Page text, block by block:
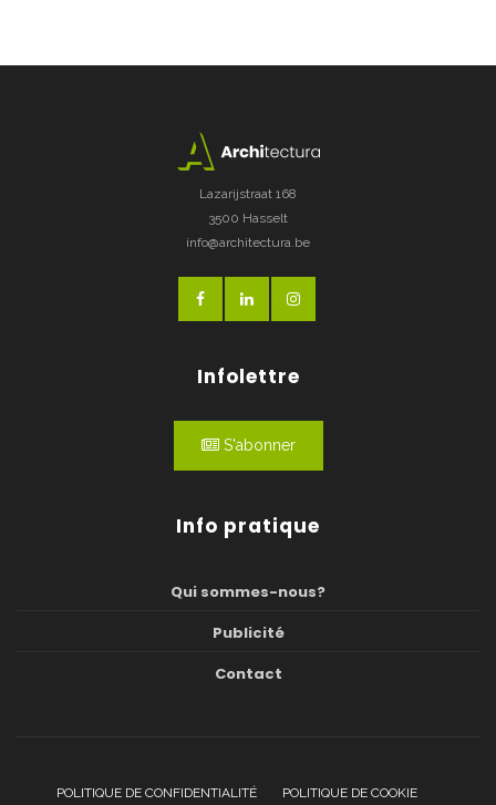
Lazarijstraat 168
3500 Hasselt
info@architectura.be
Infolettre
S'abonner
Info pratique
Qui sommes-nous?
Publicité
Contact
POLITIQUE DE CONFIDENTIALITÉ
POLITIQUE DE COOKIE